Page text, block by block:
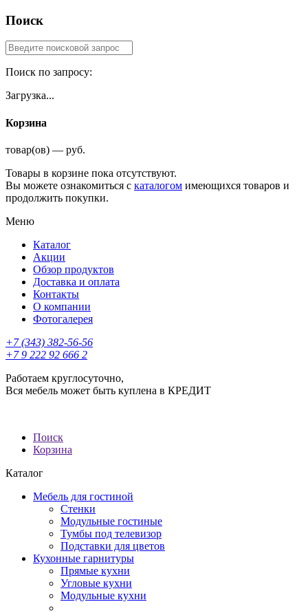
Поиск
Поиск по запросу:
Загрузка...
Корзина
товар(ов) — руб.
Товары в корзине пока отсутствуют.
Вы можете ознакомиться с каталогом имеющихся товаров и
продолжить покупки.
Меню
Каталог
Акции
Обзор продуктов
Доставка и оплата
Контакты
О компании
Фотогалерея
+7 (343) 382-56-56
+7 9 222 92 666 2
Работаем круглосуточно,
Вся мебель может быть куплена в КРЕДИТ
Поиск
Корзина
Каталог
Мебель для гостиной
Стенки
Модульные гостиные
Тумбы под телевизор
Подставки для цветов
Кухонные гарнитуры
Прямые кухни
Угловые кухни
Модульные кухни